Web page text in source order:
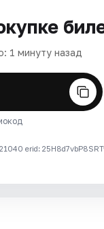
1 минуту назад
erid: